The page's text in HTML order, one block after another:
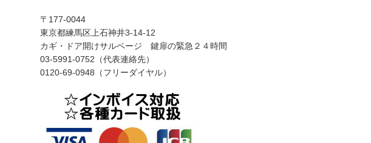
〒177-0044
東京都練馬区上石神井3-14-12
カギ・ドア開けサルベージ 鍵扉の緊急２４時間
03-5991-0752（代表連絡先）
0120-69-0948（フリーダイヤル）